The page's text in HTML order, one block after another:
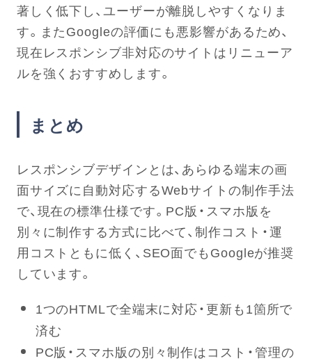
著しく低下し、ユーザーが離脱しやすくなりま
す。またGoogleの評価にも悪影響があるため、
現在レスポンシブ非対応のサイトはリニューア
ルを強くおすすめします。
まとめ
レスポンシブデザインとは、あらゆる端末の画
面サイズに自動対応するWebサイトの制作手法
で、現在の標準仕様です。PC版・スマホ版を
別々に制作する方式に比べて、制作コスト・運
用コストともに低く、SEO面でもGoogleが推奨
しています。
1つのHTMLで全端末に対応・更新も1箇所で
済む
PC版・スマホ版の別々制作はコスト・管理の